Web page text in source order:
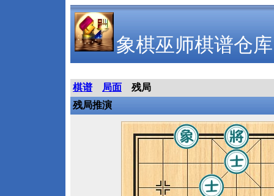
象棋巫师棋谱仓库
棋谱 局面
残局
残局推演